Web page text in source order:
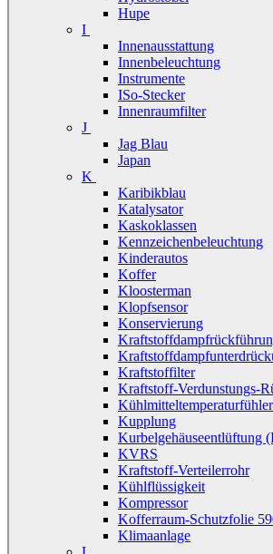
Hupe
I
Innenausstattung
Innenbeleuchtung
Instrumente
ISo-Stecker
Innenraumfilter
J
Jag Blau
Japan
K
Karibikblau
Katalysator
Kaskoklassen
Kennzeichenbeleuchtung
Kinderautos
Koffer
Kloosterman
Klopfsensor
Konservierung
Kraftstoffilter
Kraftstoff-Verdunstungs-
Kühlmitteltemperaturfühler
Kupplung
Kurbelgehäuseentlüftung
KVRS
Kraftstoff-Verteilerrohr
Kühlflüssigkeit
Kompressor
Kofferraum-Schutzfolie
Klimaanlage